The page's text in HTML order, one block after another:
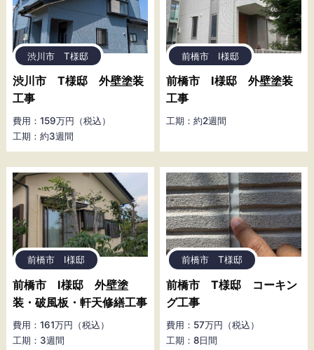
渋川市 T様邸
渋川市 T様邸 外壁塗装
工事
費用：159万円（税込）
工期：約3週間
前橋市 I様邸
前橋市 I様邸 外壁塗装
工事
工期：約2週間
前橋市 I様邸
前橋市 I様邸 外壁塗
装・破風板・軒天修繕工事
費用：161万円（税込）
工期：3週間
前橋市 T様邸
前橋市 T様邸 コーキン
グ工事
費用：57万円（税込）
工期：8日間